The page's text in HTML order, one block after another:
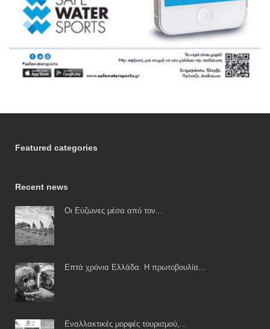
Featured categories
Recent news
Οι Εύζωνες μέσα από τον...
Επτά χρόνια Ελλάδα. Η πρωτοβουλία...
Εναλλακτικές μορφές τουρισμού,...